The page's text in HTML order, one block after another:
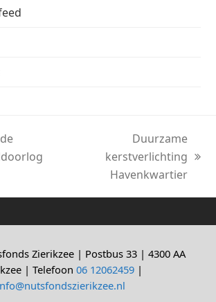
Duurzame
kerstverlichting
Havenkwartier
Zierikzee | Postbus 33 | 4300 AA
| Telefoon 06 12062459 |